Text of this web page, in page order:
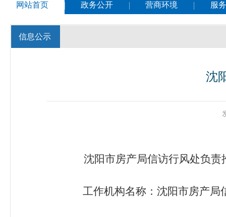
网站首页 政务公开 营商环境 服
信息公示
沈
沈阳市房产局信访行风处负责
工作机构名称：沈阳市房产局